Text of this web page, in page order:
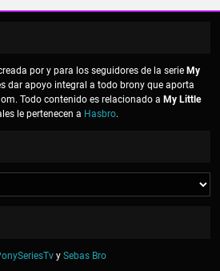
por y para los seguidores de la serie My
dar apoyo integral a todo brony que aporta
Todo contenido es relacionado a My Little
le pertenecen a Hasbro.
y Sebas Bro